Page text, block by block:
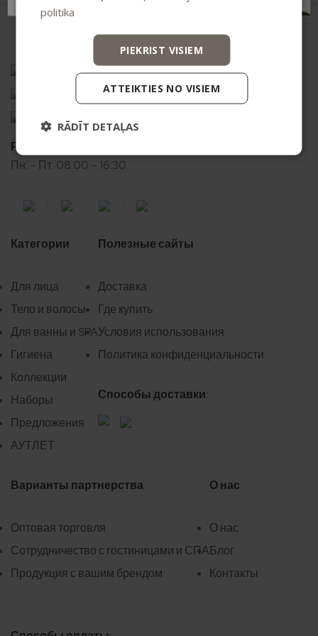
«Висмани к-5», Корпус G, Māрупес новads, LV-2167
+371 20626606
Рабочее время
Пн. – Пт. 08:00 – 16:30
Категории
Для лица
Тело и волосы
Для ванны и SPA
Гигиена
Коллекции
Наборы
Предложения
АУТЛЕТ
Полезные сайты
Доставка
Где купить
Условия использования
Политика конфиденциальности
Способы доставки:
Варианты партнерства
Оптовая торговля
Сотрудничество с гостиницами и СПА
Продукция с вашим брендом
О нас
О нас
Блог
Контакты
politika
PIEKRIST VISIEM
ATTEIKTIES NO VISIEM
RĀDĪT DETAĻAS